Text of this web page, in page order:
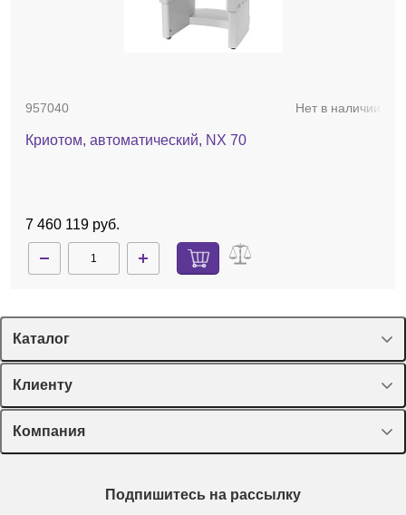
957040 Нет в наличии
Криотом, автоматический, NX 70
7 460 119 руб.
Каталог
Спецпредложения
Оборудование, приборы
Пластик, стекло, принадлежности
Химические реактивы, препараты, наборы
Клиенту
Лекторий Диаэм
Доставка и оплата
Мобильное приложение
Компания
Подпишитесь на рассылку